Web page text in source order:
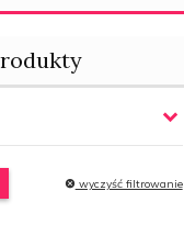
wyczyść filtrowanie